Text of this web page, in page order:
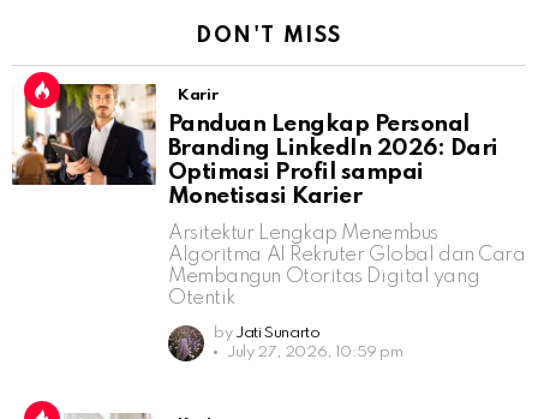
DON'T MISS
Karir
Panduan Lengkap Personal
Branding LinkedIn 2026: Dari
Optimasi Profil sampai
Monetisasi Karier
Arsitektur Lengkap Menembus
Algoritma AI Rekruter Global dan Cara
Membangun Otoritas Digital yang
Otentik
by Jati Sunarto
July 27, 2026, 10:59 pm